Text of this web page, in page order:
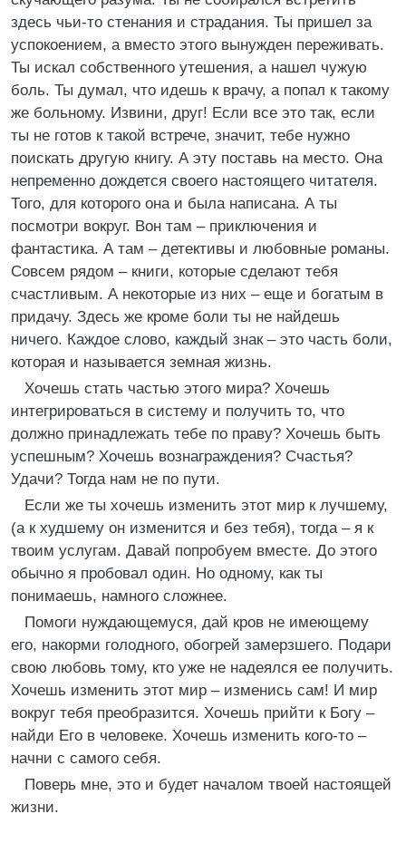
здесь чьи-то стенания и страдания. Ты пришел за
успокоением, а вместо этого вынужден переживать.
Ты искал собственного утешения, а нашел чужую
боль. Ты думал, что идешь к врачу, а попал к такому
же больному. Извини, друг! Если все это так, если
ты не готов к такой встрече, значит, тебе нужно
поискать другую книгу. А эту поставь на место. Она
непременно дождется своего настоящего читателя.
Того, для которого она и была написана. А ты
посмотри вокруг. Вон там – приключения и
фантастика. А там – детективы и любовные романы.
Совсем рядом – книги, которые сделают тебя
счастливым. А некоторые из них – еще и богатым в
придачу. Здесь же кроме боли ты не найдешь
ничего. Каждое слово, каждый знак – это часть боли,
которая и называется земная жизнь.
Хочешь стать частью этого мира? Хочешь
интегрироваться в систему и получить то, что
должно принадлежать тебе по праву? Хочешь быть
успешным? Хочешь вознаграждения? Счастья?
Удачи? Тогда нам не по пути.
Если же ты хочешь изменить этот мир к лучшему,
(а к худшему он изменится и без тебя), тогда – я к
твоим услугам. Давай попробуем вместе. До этого
обычно я пробовал один. Но одному, как ты
понимаешь, намного сложнее.
Помоги нуждающемуся, дай кров не имеющему
его, накорми голодного, обогрей замерзшего. Подари
свою любовь тому, кто уже не надеялся ее получить.
Хочешь изменить этот мир – изменись сам! И мир
вокруг тебя преобразится. Хочешь прийти к Богу –
найди Его в человеке. Хочешь изменить кого-то –
начни с самого себя.
Поверь мне, это и будет началом твоей настоящей
жизни.